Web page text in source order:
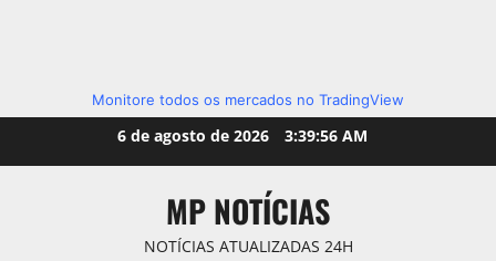
Monitore todos os mercados no TradingView
6 de agosto de 2026 3:39:57 AM
MP NOTÍCIAS
NOTÍCIAS ATUALIZADAS 24H